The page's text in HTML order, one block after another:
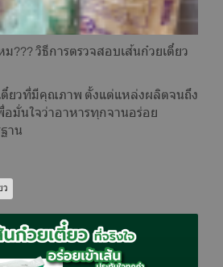
ม??? วิธีการตรวจสอบเส้นก๋วยเตี๋ยว
ตี๋ยวที่มีคุณภาพ ตั้งแต่แหล่งผลิตจนถึง
อมั่นใจว่าอาหารทุกจานอร่อย
าน
ว